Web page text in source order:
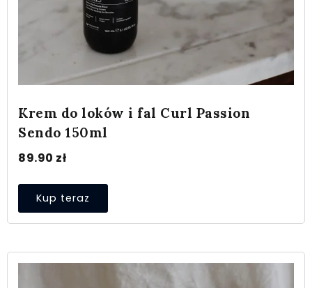
Krem do loków i fal Curl Passion
Sendo 150ml
89.90 zł
Kup teraz